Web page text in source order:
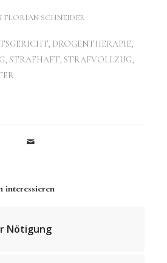
FLORIAN SCHNEIDER
, DROGENTHERAPIE,
, STRAFHAFT, STRAFVOLLZUG,
interessieren
Nötigung